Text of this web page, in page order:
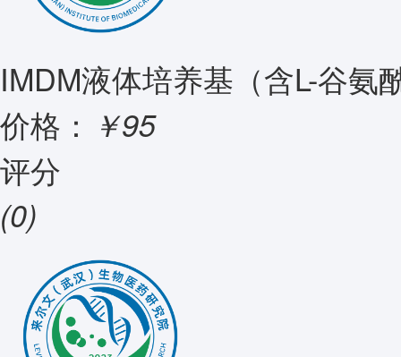
IMDM液体培养基（含L-谷氨
价格： ￥95
评分
(0)